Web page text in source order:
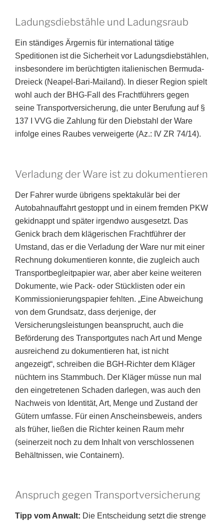
Ladungsdiebstähle und Ladungsraub
Ein ständiges Ärgernis für international tätige
Speditionen ist die Sicherheit vor Ladungsdiebstählen,
insbesondere im berüchtigten italienischen Bermuda-
Dreieck (Neapel-Bari-Mailand). In dieser Region spielt
wohl auch der BHG-Fall des Frachtführers gegen
seine Transportversicherung, die unter Berufung auf §
137 I VVG die Zahlung für den Diebstahl der Ware
infolge eines Raubes verweigerte (Az.: IV ZR 74/14).
Verladung der Ware ist zu dokumentieren
Der Fahrer wurde übrigens spektakulär bei der
Autobahnauffahrt gestoppt und in einem fremden PKW
gekidnappt und später irgendwo ausgesetzt. Das
Genick brach dem klägerischen Frachtführer der
Umstand, das er die Verladung der Ware nur mit einer
Rechnung dokumentieren konnte, die zugleich auch
Transportbegleitpapier war, aber aber keine weiteren
Dokumente, wie Pack- oder Stücklisten oder ein
Kommissionierungspapier fehlten. „Eine Abweichung
von dem Grundsatz, dass derjenige, der
Versicherungsleistungen beansprucht, auch die
Beförderung des Transportgutes nach Art und Menge
ausreichend zu dokumentieren hat, ist nicht
angezeigt“, schreiben die BGH-Richter dem Kläger
nüchtern ins Stammbuch. Der Kläger müsse nun mal
den eingetretenen Schaden darlegen, was auch den
Nachweis von Identität, Art, Menge und Zustand der
Gütern umfasse. Für einen Anscheinsbeweis, anders
als früher, ließen die Richter keinen Raum mehr
(seinerzeit noch zu dem Inhalt von verschlossenen
Behältnissen, wie Containern).
Anspruch gegen Transportversicherung
Tipp vom Anwalt: Die Entscheidung setzt die strenge